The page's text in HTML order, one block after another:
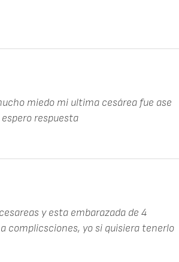
miedo mi ultima cesárea fue ase
respuesta
y esta embarazada de 4
complicsciones, yo si quisiera tenerlo